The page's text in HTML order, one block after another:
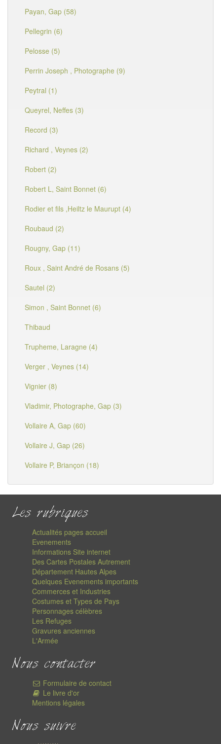
Payan, Gap (58)
Pellegrin (6)
Pelosse (5)
Perrin Joseph , Photographe (9)
Peytral (1)
Queyrel, Neffes (3)
Record (3)
Richard , Veynes (2)
Robert (2)
Robert L, Saint Bonnet (6)
Rodier et fils ,Heiltz le Maurupt (4)
Roubaud (2)
Rougny, Gap (11)
Roux , Saint André de Rosans (5)
Sautel (2)
Simon , Saint Bonnet (6)
Thibaud
Trupheme, Laragne (4)
Verger , Veynes (14)
Vignier (8)
Vladimir, Photographe, Gap (3)
Vollaire A, Gap (60)
Vollaire J, Gap (26)
Vollaire P, Briançon (18)
Les rubriques
Actualités pages accueil
Evenements
Informations Site internet
Des Cartes Postales Autrement
Département Hautes Alpes
Quelques Evenements importants
Commerces et Industries
Costumes et Types de Pays
Personnages célèbres
Les Refuges
Gravures anciennes
L'Armée
Nous contacter
Formulaire de contact
Le livre d'or
Mentions légales
Nous suivre